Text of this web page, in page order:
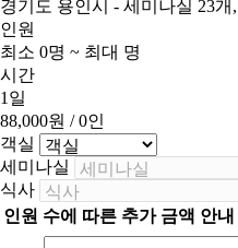
경기도 용인시 - 세미나실 23개
인원
최소 0명 ~ 최대 명
시간
1일
88,000원 / 0인
객실
세미나실
식사
인원 수에 따른 추가 금액 안내